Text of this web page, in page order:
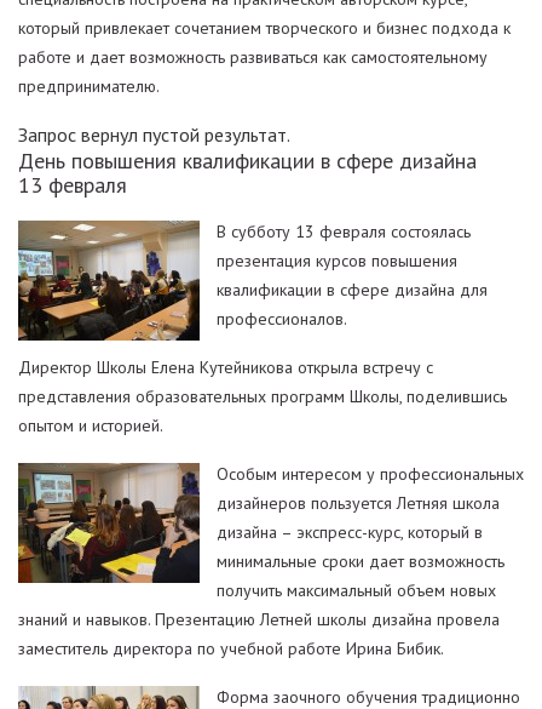
который привлекает сочетанием творческого и бизнес подхода к
работе и дает возможность развиваться как самостоятельному
предпринимателю.
Запрос вернул пустой результат.
День повышения квалификации в сфере дизайна
13 февраля
В субботу 13 февраля состоялась
презентация курсов повышения
квалификации в сфере дизайна для
профессионалов.
Директор Школы Елена Кутейникова открыла встречу с
представления образовательных программ Школы, поделившись
опытом и историей.
Особым интересом у профессиональных
дизайнеров пользуется Летняя школа
дизайна – экспресс-курс, который в
минимальные сроки дает возможность
получить максимальный объем новых
знаний и навыков. Презентацию Летней школы дизайна провела
заместитель директора по учебной работе Ирина Бибик.
Форма заочного обучения традиционно